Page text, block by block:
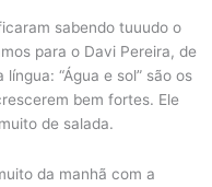
sabendo tuuudo o
para o Davi Pereira, de
“Água e sol” são os
bem fortes. Ele
de salada.
da manhã com a